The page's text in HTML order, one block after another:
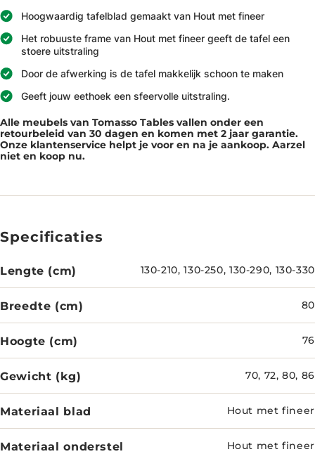
Hoogwaardig tafelblad gemaakt van Hout met fineer
Het robuuste frame van Hout met fineer geeft de tafel een
stoere uitstraling
Door de afwerking is de tafel makkelijk schoon te maken
Geeft jouw eethoek een sfeervolle uitstraling.
Alle meubels van Tomasso Tables vallen onder een
retourbeleid van 30 dagen en komen met 2 jaar garantie.
Onze klantenservice helpt je voor en na je aankoop. Aarzel
niet en koop nu.
Specificaties
Lengte (cm) 130-210, 130-250, 130-290, 130-330
Breedte (cm) 80
Hoogte (cm) 76
Gewicht (kg) 70, 72, 80, 86
Materiaal blad Hout met fineer
Materiaal onderstel Hout met fineer